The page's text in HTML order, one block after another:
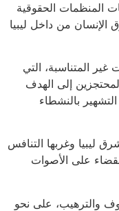
المنظمات الحقوقية
من داخل ليبيا
غير المتناسبة، التي
إلى الهدف
بالنشطاء
ليبيا وغربها التنافس
على الأصوات
والترهيب، على نحو